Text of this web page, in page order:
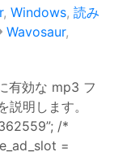
, Windows, 読み
Wavosaur,
有効な mp3 フ
明します。
/*
=